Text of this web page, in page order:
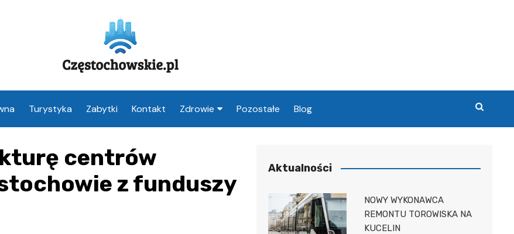
Turystyka Zabytki Kontakt Zdrowie
Częstochowa
Lekarz Częstochowa
Pozostałe Blog
centrów
z funduszy
Aktualności
NOWY WYKONAWCA
REMONTU TOROWISKA NA
KUCELIN